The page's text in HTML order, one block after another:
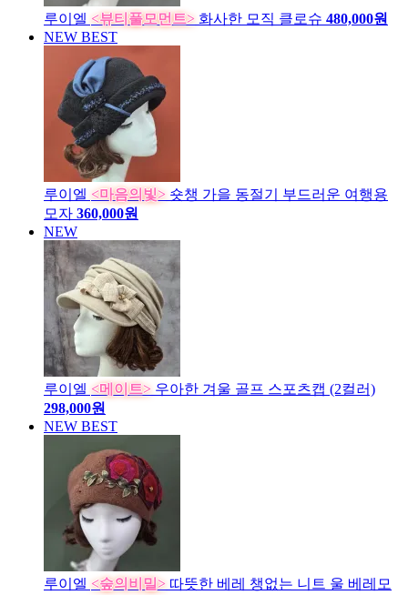
루이엘 <뷰티풀모먼트> 화사한 모직 클로슈 480,000원
NEW BEST
루이엘 <마음의빛> 숏챙 가을 동절기 부드러운 여행용
모자 360,000원
NEW
루이엘 <메이트> 우아한 겨울 골프 스포츠캡 (2컬러)
298,000원
NEW BEST
루이엘 <숲의비밀> 따뜻한 베레 챙없는 니트 울 베레모